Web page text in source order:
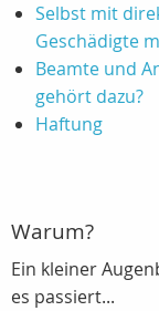
Selbst mit
Geschädigte
Beamte und
gehört dazu?
Haftung
Warum?
Ein kleiner
es passiert...